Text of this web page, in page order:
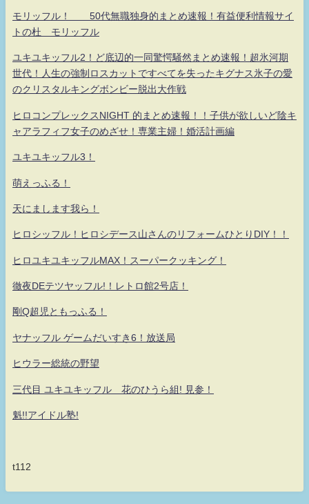
モリッフル！ 50代無職独身的まとめ速報！有益便利情報サイ
トの杜 モリッフル
ユキユキッフル2！ど底辺的一同驚愕騒然まとめ速報！超氷河期
世代！人生の強制ロスカットですべてを失ったキグナス氷子の愛
のクリスタルキングボンビー脱出大作戦
ヒロコンプレックスNIGHT 的まとめ速報！！子供が欲しいど陰キ
ャアラフィフ女子のめざせ！専業主婦！婚活計画編
ユキユキッフル3！
萌えっふる！
天にまします我ら！
ヒロシッフル！ヒロシデース山さんのリフォームひとりDIY！！
ヒロユキユキッフルMAX！スーパークッキング！
徹夜DEテツヤッフル!！レトロ館2号店！
剛Q超児ともっふる！
ヤナッフル ゲームだいすき6！放送局
ヒウラー総統の野望
三代目 ユキユキッフル 花のひうら組! 見参！
魁!!アイドル塾!
t112